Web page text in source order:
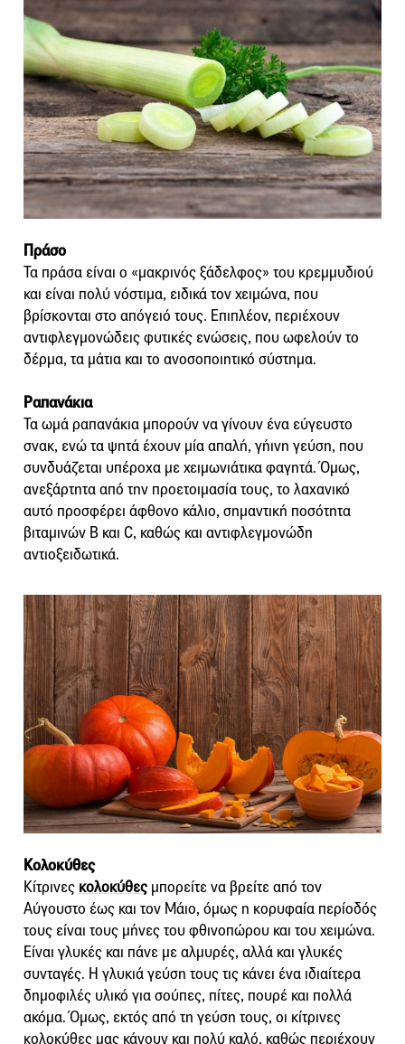
Πράσο
Τα πράσα είναι ο «μακρινός ξάδελφος» του κρεμμυδιού
και είναι πολύ νόστιμα, ειδικά τον χειμώνα, που
βρίσκονται στο απόγειό τους. Επιπλέον, περιέχουν
αντιφλεγμονώδεις φυτικές ενώσεις, που ωφελούν το
δέρμα, τα μάτια και το ανοσοποιητικό σύστημα.
Ραπανάκια
Τα ωμά ραπανάκια μπορούν να γίνουν ένα εύγευστο
σνακ, ενώ τα ψητά έχουν μία απαλή, γήινη γεύση, που
συνδυάζεται υπέροχα με χειμωνιάτικα φαγητά. Όμως,
ανεξάρτητα από την προετοιμασία τους, το λαχανικό
αυτό προσφέρει άφθονο κάλιο, σημαντική ποσότητα
βιταμινών B και C, καθώς και αντιφλεγμονώδη
αντιοξειδωτικά.
Κολοκύθες
Κίτρινες κολοκύθες μπορείτε να βρείτε από τον
Αύγουστο έως και τον Μάιο, όμως η κορυφαία περίοδός
τους είναι τους μήνες του φθινοπώρου και του χειμώνα.
Είναι γλυκές και πάνε με αλμυρές, αλλά και γλυκές
συνταγές. Η γλυκιά γεύση τους τις κάνει ένα ιδιαίτερα
δημοφιλές υλικό για σούπες, πίτες, πουρέ και πολλά
ακόμα. Όμως, εκτός από τη γεύση τους, οι κίτρινες
κολοκύθες μας κάνουν και πολύ καλό, καθώς περιέχουν